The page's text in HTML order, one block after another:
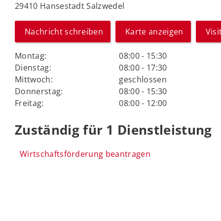
29410 Hansestadt Salzwedel
Nachricht schreiben Karte anzeigen
Montag:
08:00 - 15:30
Dienstag:
08:00 - 17:30
Mittwoch:
geschlossen
Donnerstag:
08:00 - 15:30
Freitag:
08:00 - 12:00
Zuständig für 1 Dienstleistung
Wirtschaftsförderung beantragen